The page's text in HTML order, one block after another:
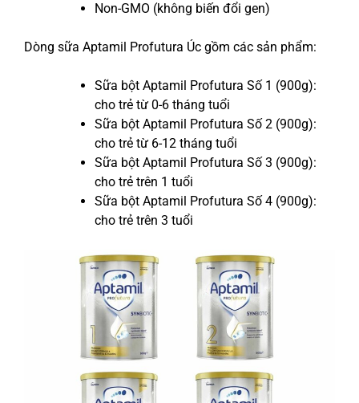
Non-GMO (không biến đổi gen)
Dòng sữa Aptamil Profutura Úc gồm các sản phẩm:
Sữa bột Aptamil Profutura Số 1 (900g):
cho trẻ từ 0-6 tháng tuổi
Sữa bột Aptamil Profutura Số 2 (900g):
cho trẻ từ 6-12 tháng tuổi
Sữa bột Aptamil Profutura Số 3 (900g):
cho trẻ trên 1 tuổi
Sữa bột Aptamil Profutura Số 4 (900g):
cho trẻ trên 3 tuổi